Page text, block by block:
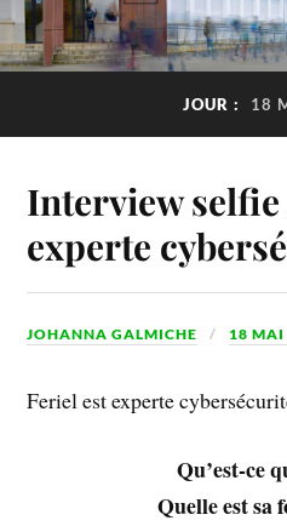
JOUR : 18
Interview selfie
experte
JOHANNA GALMICHE 18
Feriel est experte
Qu’est-ce
Quelle est sa